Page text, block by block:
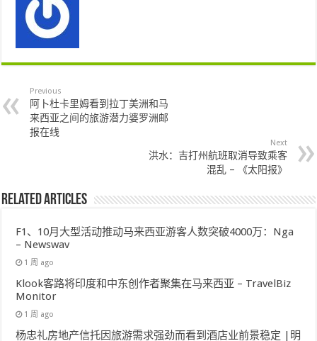
Previous
阿卜杜卡里姆看到拉丁美洲和马
来西亚之间的旅游潜力婆罗洲邮
报在线
Next
洪水：吉打州航班取消导致乘客
混乱 – 《太阳报》
Related Articles
F1、10月大型活动推动马来西亚游客人数突破4000万：Nga
– Newswav
1 周 ago
Klook客路将印度和中东创作者聚集在马来西亚 – TravelBiz
Monitor
1 周 ago
杨忠礼房地产信托因旅游需求强劲而看到酒店业前景稳定 |明